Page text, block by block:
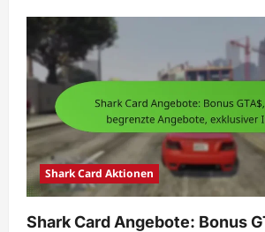
Shark Card Aktionen
Shark Card Angebote: Bonus